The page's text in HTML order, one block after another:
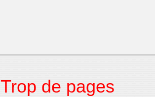
Trop de pages